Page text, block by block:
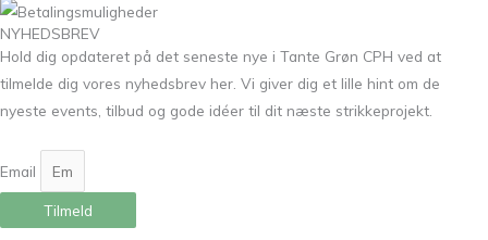
NYHEDSBREV
Hold dig opdateret på det seneste nye i Tante Grøn CPH ved at
tilmelde dig vores nyhedsbrev her. Vi giver dig et lille hint om de
nyeste events, tilbud og gode idéer til dit næste strikkeprojekt.
Email
Tilmeld